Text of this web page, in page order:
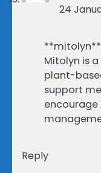
24
**mitolyn**
Mitolyn is
plant-
support
encourage
Reply